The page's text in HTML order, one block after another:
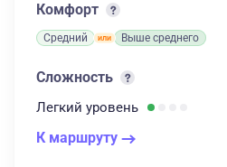
Комфорт
Средний Выше среднего
Сложность
Легкий уровень
К маршруту